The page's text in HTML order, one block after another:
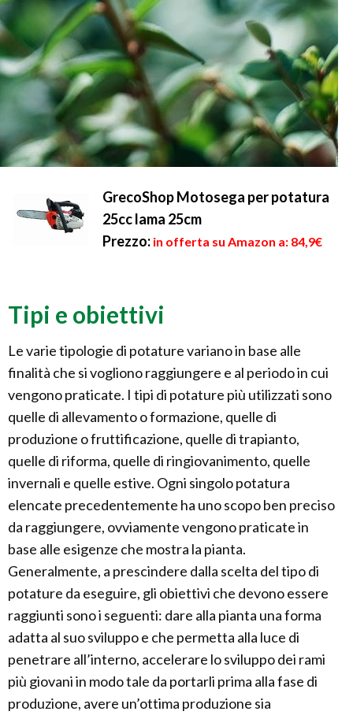
GrecoShop Motosega per potatura
25cc lama 25cm
Prezzo: in offerta su Amazon a: 84,9€
Tipi e obiettivi
Le varie tipologie di potature variano in base alle
finalità che si vogliono raggiungere e al periodo in cui
vengono praticate. I tipi di potature più utilizzati sono
quelle di allevamento o formazione, quelle di
produzione o fruttificazione, quelle di trapianto,
quelle di riforma, quelle di ringiovanimento, quelle
invernali e quelle estive. Ogni singolo potatura
elencate precedentemente ha uno scopo ben preciso
da raggiungere, ovviamente vengono praticate in
base alle esigenze che mostra la pianta.
Generalmente, a prescindere dalla scelta del tipo di
potature da eseguire, gli obiettivi che devono essere
raggiunti sono i seguenti: dare alla pianta una forma
adatta al suo sviluppo e che permetta alla luce di
penetrare all’interno, accelerare lo sviluppo dei rami
più giovani in modo tale da portarli prima alla fase di
produzione, avere un’ottima produzione sia